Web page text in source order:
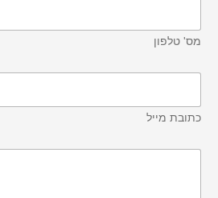
מס' טלפון
כתובת מייל